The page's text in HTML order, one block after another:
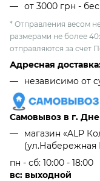
от 3000 грн -
* Отправления весом
размерами не более
отправляются за счет
Адресная
независимо от
Самовывоз в г.
магазин «ALP
(ул.Набережная
пн - сб: 10:00 - 18:00
вс: выходной